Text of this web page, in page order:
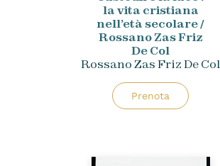
la vita cristiana
nell’età secolare /
Rossano Zas Friz
De Col
Rossano Zas Friz De Col
Prenota